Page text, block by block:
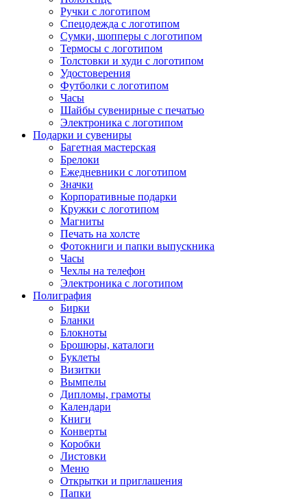
Ручки с логотипом
Спецодежда с логотипом
Сумки, шопперы с логотипом
Термосы с логотипом
Толстовки и худи с логотипом
Удостоверения
Футболки с логотипом
Часы
Шайбы сувенирные с печатью
Электроника с логотипом
Подарки и сувениры
Багетная мастерская
Брелоки
Ежедневники с логотипом
Значки
Корпоративные подарки
Кружки с логотипом
Магниты
Печать на холсте
Фотокниги и папки выпускника
Часы
Чехлы на телефон
Электроника с логотипом
Полиграфия
Бирки
Бланки
Блокноты
Брошюры, каталоги
Буклеты
Визитки
Вымпелы
Дипломы, грамоты
Календари
Книги
Конверты
Коробки
Листовки
Меню
Открытки и приглашения
Папки